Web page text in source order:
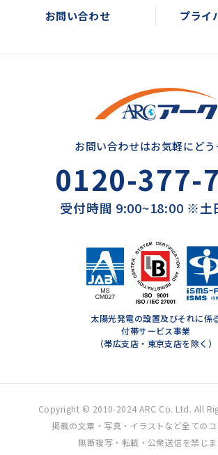
お問い合わせ プライ
お問い合わせはお気軽にどう
0120-377-
受付時間 9:00~18:00 ※土
太陽光発電の設置及びそれに係
付帯サービス事業
（帯広支店・東京支店を除く）
Copyright © 2010-2024 ARC Co. Ltd. All
掲載の文章・写真・イラストなど全ての
無断複写・転載・公衆送信を禁じま